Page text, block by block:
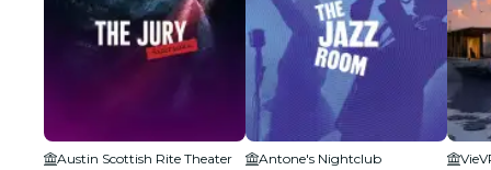
Austin Scottish Rite Theater
Antone's Nightclub